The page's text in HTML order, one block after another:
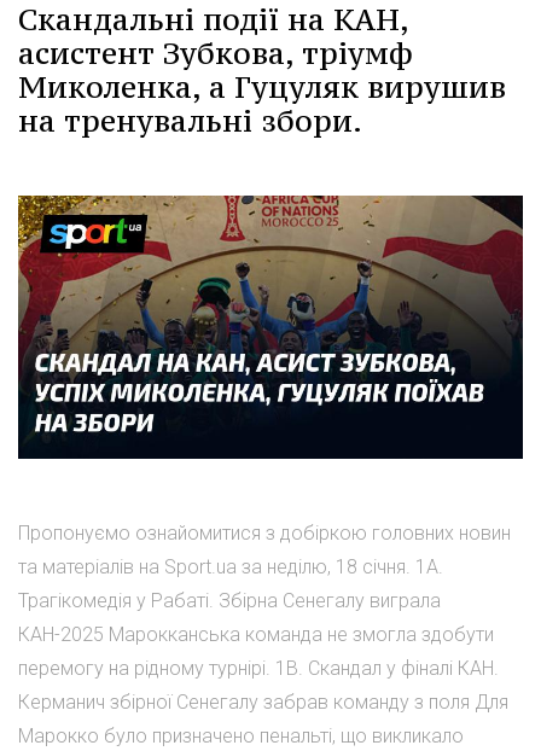
Скандальні події на КАН,
асистент Зубкова, тріумф
Миколенка, а Гуцуляк вирушив
на тренувальні збори.
Пропонуємо ознайомитися з добіркою головних новин
та матеріалів на Sport.ua за неділю, 18 січня. 1A.
Трагікомедія у Рабаті. Збірна Сенегалу виграла
КАН-2025 Марокканська команда не змогла здобути
перемогу на рідному турнірі. 1B. Скандал у фіналі КАН.
Керманич збірної Сенегалу забрав команду з поля Для
Марокко було призначено пенальті, що викликало